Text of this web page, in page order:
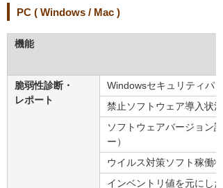
PC ( Windows / Mac )
機能
脆弱性診断・
レポート
Windowsセキュリティパ
禁止ソフトウェア導入状況
ソフトウェアバージョン
ー）
ウイルス対策ソフト稼働状
インベントリ値を元にし